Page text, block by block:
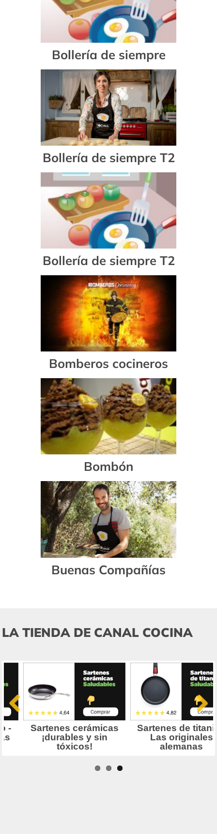
Bollería de siempre
Bollería de siempre T2
Bollería de siempre T2
Bomberos cocineros
Bombón
Buenas Compañías
LA TIENDA DE CANAL COCINA